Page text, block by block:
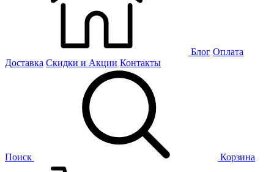
Блог Оплата
Доставка Скидки и Акции Контакты
Поиск Корзина